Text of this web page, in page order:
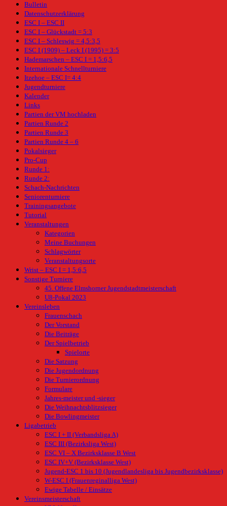
Bulletin
Datenschutzerklärung
ESC I – ESC II
ESC I – Glückstadt = 5:3
ESC I – Schleswig = 4,5:3,5
ESC I (1909) – Leck I (1995) = 3:5
Hademarschen – ESC I = 1,5:6,5
Internationale Schnellturniere
Itzehoe – ESC I= 4:4
Jugendturniere
Kalender
Links
Partien der VM hochladen
Partien Runde 2
Partien Runde 3
Partien Runde 4 – 6
Pokalsieger
Pro-Cup
Runde 1:
Runde 2:
Schach-Nachrichten
Seniorenturniere
Trainingsangebote
Tutorial
Veranstaltungen
Kategorien
Meine Buchungen
Schlagwörter
Veranstaltungsorte
Wrist – ESC I = 1,5:6,5
Sonstige Turniere
45. Offene Elmshorner Jugendstadtmeisterschaft
U8-Pokal 2023
Vereinsleben
Frauenschach
Der Vorstand
Die Beiträge
Der Spielbetrieb
Spielorte
Die Satzung
Die Jugendordnung
Die Turnierordnung
Formulare
Jahres-meister und -sieger
Die Weihnachtsblitzsieger
Die Bowlingmeister
Ligabetrieb
ESC I + II (Verbandsliga A)
ESC III (Bezirksliga West)
ESC VI – X Bezirksklasse B West
ESC IV+V (Bezirksklasse West)
Jugend-ESC 1 bis 10 (Jugendlandesliga bis Jugendbezirksklasse)
W-ESC I (Frauenreginalliga West)
Ewige Tabelle / Einsätze
Vereinsmeisterschaft